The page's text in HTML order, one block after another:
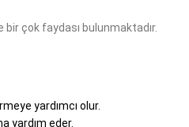
bir çok faydası bulunmaktadır.
yardımcı olur.
yardım eder.